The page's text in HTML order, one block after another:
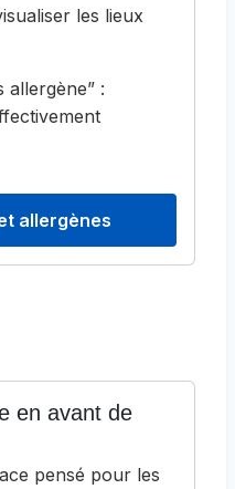
les lieux
allergène” :
allergènes
en avant de
pensé pour les